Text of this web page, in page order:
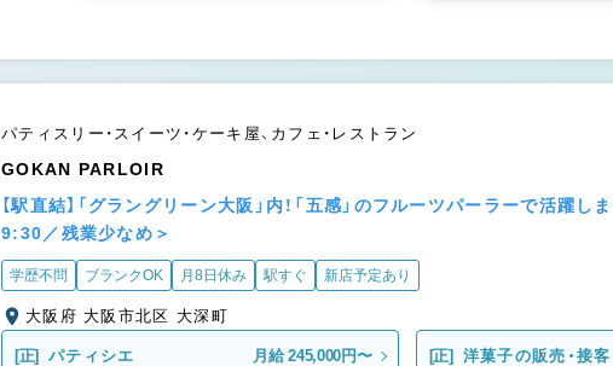
パティスリー・スイーツ・ケーキ屋、カフェ・レストラン
GOKAN PARLOIR
【駅直結】「グラングリーン大阪」内！「五感」のフルーツパーラーで活躍
9:30／残業少なめ＞
学歴不問 ブランクOK 月8日休み 駅すぐ 新店予定あり
大阪府 大阪市北区 大深町
[正] パティシエ 月給 245,000円〜 [正] 洋菓子の販売・接客